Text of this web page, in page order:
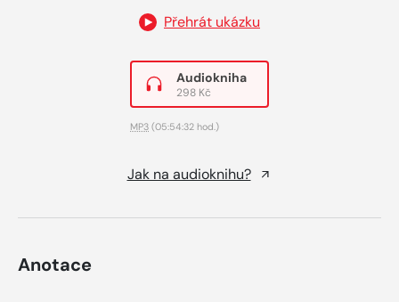
Přehrát ukázku
Audiokniha
298 Kč
MP3 (05:54:32 hod.)
Jak na audioknihu?
Anotace